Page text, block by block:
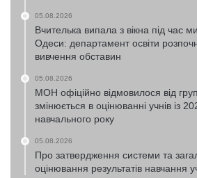
05.08.2026
Вчителька випала з вікна під час
Одеси: департамент освіти
вивчення обставин
05.08.2026
МОН офіційно відмовилося від
змінюється в оцінюванні учнів із
навчального року
05.08.2026
Про затвердження системи та
оцінювання результатів навчання